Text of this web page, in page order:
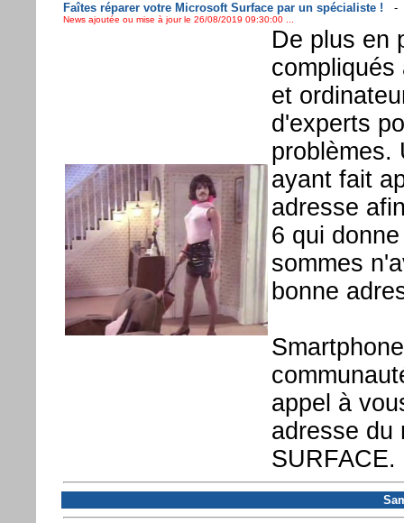
Faîtes réparer votre Microsoft Surface par un spécialiste !
News ajoutée ou mise à jour le 26/08/2019 09:30:00 ...
De plus en
et
d'experts
problèmes.
ayant fait
adresse
6 qui
sommes
bonne
appel à
adresse du